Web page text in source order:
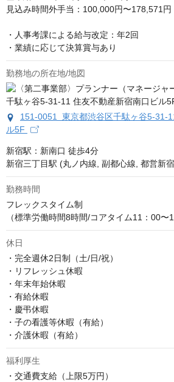
見込み時間外手当：100,000円〜178,571円
・人事考課による給与改定：年2回
・業績に応じて決算賞与あり
勤務地の所在地/地図
151-0051 東京都渋谷区千駄ヶ谷5-
ル5F
新宿駅：新南口 徒歩4分
新宿三丁目駅 (丸ノ内線, 副都心線, 都営新
勤務時間
フレックスタイム制
（標準労働時間8時間/コアタイム11：00〜
休日
・完全週休2日制（土/日/祝）
・リフレッシュ休暇
・年末年始休暇
・有給休暇
・慶弔休暇
・子の看護等休暇（有給）
・介護休暇（有給）
福利厚生
・交通費支給（上限5万円）